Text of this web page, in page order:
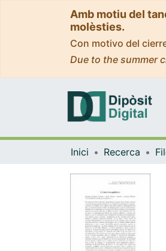
Amb motiu del
molèsties.
Con motivo del
Due to the summer
Inici Recerca